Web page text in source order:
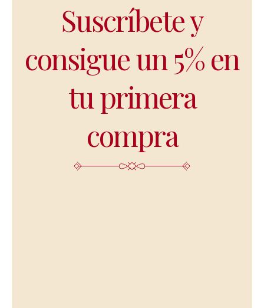
Suscríbete y
consigue un 5% en
tu primera
compra